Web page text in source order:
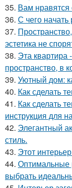
35. Вам
36. С чего
37.
эстетика не
38. Эта квартира
пространство, в
39. Уютный дом:
40. Как сделать
41. Как сделать
инструкция для
42. Элегантный
стиль.
43. Этот
44. Оптимальные
выбрать